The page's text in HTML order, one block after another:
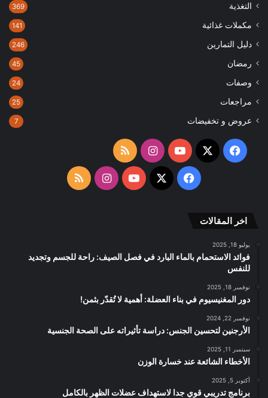
التغذية 369
مكملات غذائية 141
دليل التمارين 246
رمضان 45
وصفات 24
مراجعات 25
عروض و تخفيضات 7
فيسبوك
‫X
‫YouTubeانستقرامملخص
الموقع
فيسبوك
‫X
‫YouTubeانستقرامملخص
اخر المقالات
يوليو 18, 2025
فوائد الاستحمام بالماء البارد في فصل الصيف: راحة للجسم وتجديد
للنفس
نوفمبر 18, 2025
دور المغنيسيوم في بناء العضلة: أهمية لا تُقدّر بثمن!
نوفمبر 22, 2024
الأرجنين لتحسين الجنس: دراسة تأثيراته على الصحة الجنسية
سبتمبر 11, 2025
الأخطاء الشائعة عند خسارة الوزن
أكتوبر 5, 2025
برنامج تدريبي قوي جدا لاستهداف عضلات الظهر بالكامل